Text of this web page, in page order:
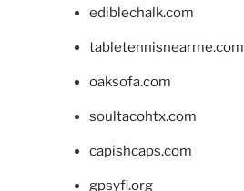
ediblechalk.com
tabletennisnearme.com
oaksofa.com
soultacohtx.com
capishcaps.com
gpsyfl.org